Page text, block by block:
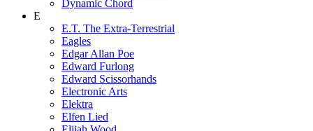
Dynamic Chord
E
E.T. The Extra-Terrestrial
Eagles
Edgar Allan Poe
Edward Furlong
Edward Scissorhands
Electronic Arts
Elektra
Elfen Lied